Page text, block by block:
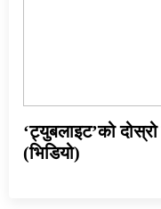
‘ट्युबलाइट’को
(भिडियो)